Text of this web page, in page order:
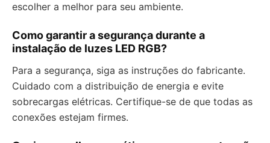
escolher a melhor para seu ambiente.
Como garantir a segurança durante a
instalação de luzes LED RGB?
Para a segurança, siga as instruções do fabricante.
Cuidado com a distribuição de energia e evite
sobrecargas elétricas. Certifique-se de que todas as
conexões estejam firmes.